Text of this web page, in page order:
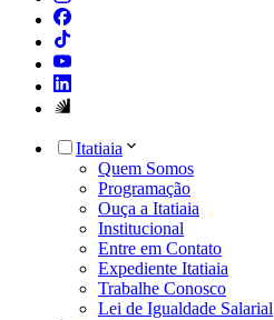
Itatiaia
Quem Somos
Programação
Ouça a Itatiaia
Institucional
Entre em Contato
Expediente Itatiaia
Trabalhe Conosco
Lei de Igualdade Salarial